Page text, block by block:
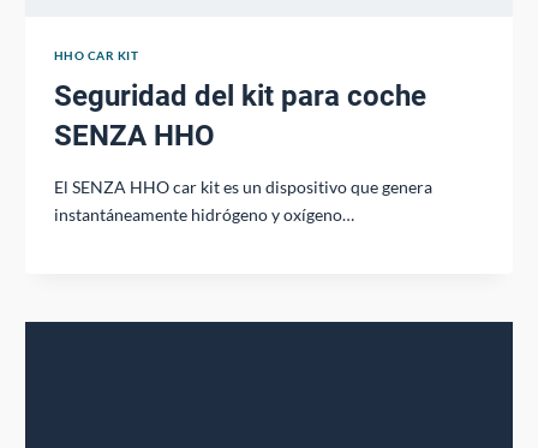
HHO CAR KIT
Seguridad del kit para coche
SENZA HHO
El SENZA HHO car kit es un dispositivo que genera
instantáneamente hidrógeno y oxígeno…